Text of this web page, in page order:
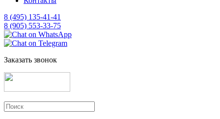
8 (495) 135-41-41
8 (905) 553-33-75
Заказать звонок